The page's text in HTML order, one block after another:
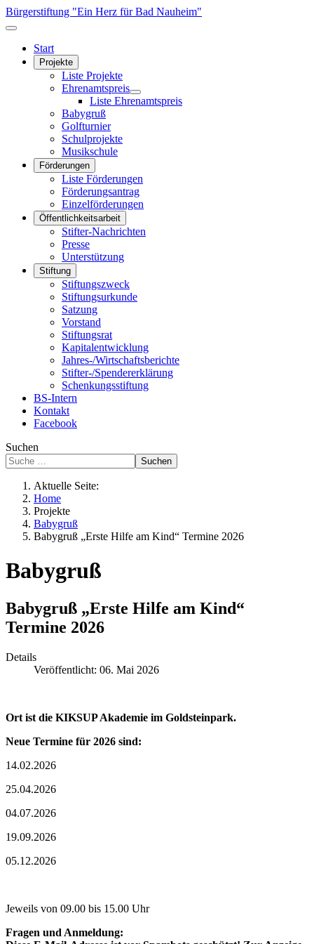
Bürgerstiftung "Ein Herz für Bad Nauheim"
Start
Projekte
Liste Projekte
Ehrenamtspreis
Liste Ehrenamtspreis
Babygruß
Golfturnier
Schulprojekte
Musikschule
Förderungen
Liste Förderungen
Förderungsantrag
Einzelförderungen
Öffentlichkeitsarbeit
Stifter-Nachrichten
Presse
Unterstützung
Stiftung
Stiftungszweck
Stiftungsurkunde
Satzung
Vorstand
Stiftungsrat
Kapitalentwicklung
Jahres-/Wirtschaftsberichte
Stifter-/Spendererklärung
Schenkungsstiftung
BS-Intern
Kontakt
Facebook
Suchen
Suchen
Aktuelle Seite:
Home
Projekte
Babygruß
Babygruß „Erste Hilfe am Kind“ Termine 2026
Babygruß
Babygruß „Erste Hilfe am Kind“
Termine 2026
Details
Veröffentlicht: 06. Mai 2026
Ort ist die KIKSUP Akademie im Goldsteinpark.
Neue Termine für 2026 sind:
14.02.2026
25.04.2026
04.07.2026
19.09.2026
05.12.2026
Jeweils von 09.00 bis 15.00 Uhr
Fragen und Anmeldung: